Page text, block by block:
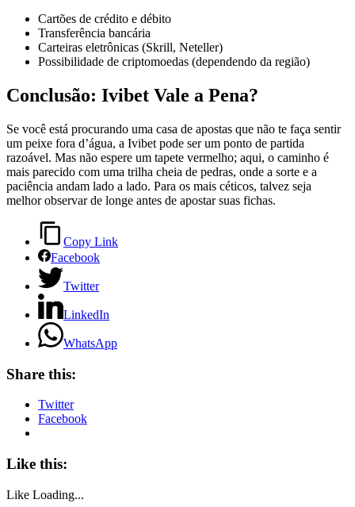
Cartões de crédito e débito
Transferência bancária
Carteiras eletrônicas (Skrill, Neteller)
Possibilidade de criptomoedas (dependendo da região)
Conclusão: Ivibet Vale a Pena?
Se você está procurando uma casa de apostas que não te faça sentir
um peixe fora d’água, a Ivibet pode ser um ponto de partida
razoável. Mas não espere um tapete vermelho; aqui, o caminho é
mais parecido com uma trilha cheia de pedras, onde a sorte e a
paciência andam lado a lado. Para os mais céticos, talvez seja
melhor observar de longe antes de apostar suas fichas.
Copy Link
Facebook
Twitter
LinkedIn
WhatsApp
Share this:
Twitter
Facebook
Like this:
Like Loading...